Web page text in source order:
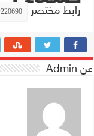
رابط مختصر
عن Admin